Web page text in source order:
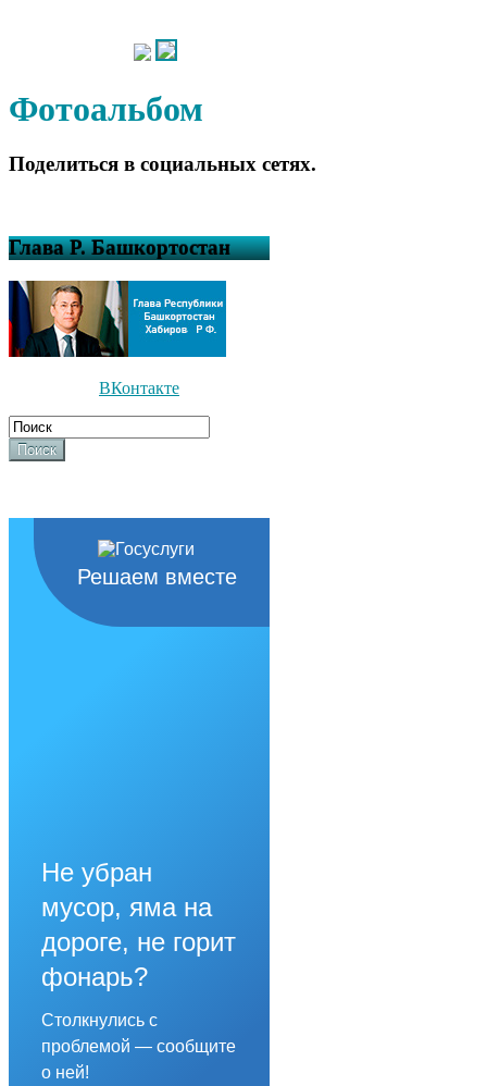
Фотоальбом
Поделиться в социальных сетях.
Глава Р. Башкортостан
ВКонтакте
Поиск
Решаем вместе
Не убран
мусор, яма на
дороге, не горит
фонарь?
Столкнулись с
проблемой — сообщите
о ней!